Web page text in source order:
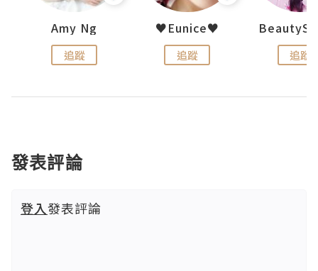
Amy Ng
追蹤
♥Eunice♥
追蹤 追蹤
發表評論
登入發表評論